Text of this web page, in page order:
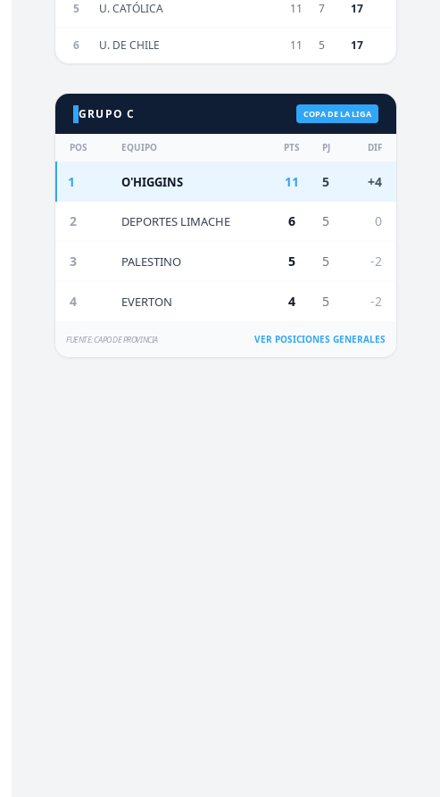
5 U. CATÓLICA 11 7 17
6 U. DE CHILE 11 5 17
GRUPO C COPA DE LA LIGA
POS EQUIPO PTS PJ DIF
1 O'HIGGINS 11 5 +4
2 DEPORTES LIMACHE 6 5 0
3 PALESTINO 5 5 -2
4 EVERTON 4 5 -2
FUENTE: CAPO DE PROVINCIA VER POSICIONES GENERALES